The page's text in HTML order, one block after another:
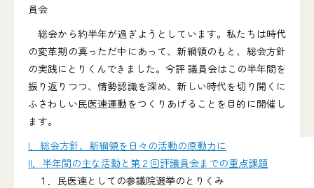
員会
総会から約半年が過ぎようとしています。私たちは時代
の変革期の真っただ中にあって、新綱領のもと、総会方針
の実践にとりくんできました。今評 議員会はこの半年間を
振り返りつつ、情勢認識を深め、新しい時代を切り開くに
ふさわしい民医連運動をつくりあげることを目的に開催し
ます。
I．総会方針、新綱領を日々の活動の原動力に
II．半年間の主な活動と第２回評議員会までの重点課題
１．民医連としての参議院選挙のとりくみ